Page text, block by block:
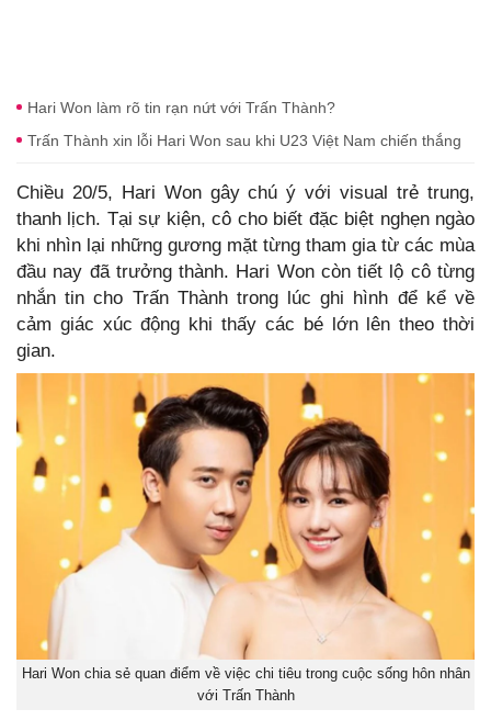
Hari Won làm rõ tin rạn nứt với Trấn Thành?
Trấn Thành xin lỗi Hari Won sau khi U23 Việt Nam chiến thắng
Chiều 20/5, Hari Won gây chú ý với visual trẻ trung,
thanh lịch. Tại sự kiện, cô cho biết đặc biệt nghẹn ngào
khi nhìn lại những gương mặt từng tham gia từ các mùa
đầu nay đã trưởng thành. Hari Won còn tiết lộ cô từng
nhắn tin cho Trấn Thành trong lúc ghi hình để kể về
cảm giác xúc động khi thấy các bé lớn lên theo thời
gian.
Hari Won chia sẻ quan điểm về việc chi tiêu trong cuộc sống hôn nhân
với Trấn Thành